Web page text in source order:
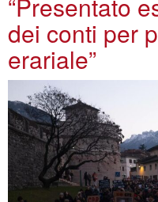
dei conti per
erariale”